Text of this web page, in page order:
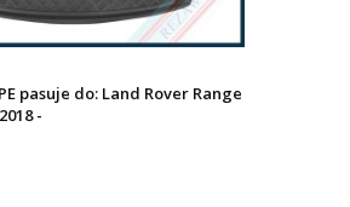
pasuje do: Land Rover Range
-